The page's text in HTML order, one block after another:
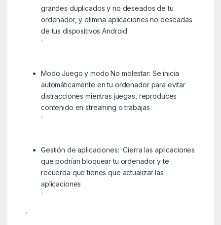
grandes duplicados y no deseados de tu
ordenador, y elimina aplicaciones no deseadas
de tus dispositivos Android
‘
Modo Juego y modo No molestar: Se inicia
automáticamente en tu ordenador para evitar
distracciones mientras juegas, reproduces
contenido en streaming o trabajas
‘
Gestión de aplicaciones: Cierra las aplicaciones
que podrían bloquear tu ordenador y te
recuerda que tienes que actualizar las
aplicaciones
‘
‘